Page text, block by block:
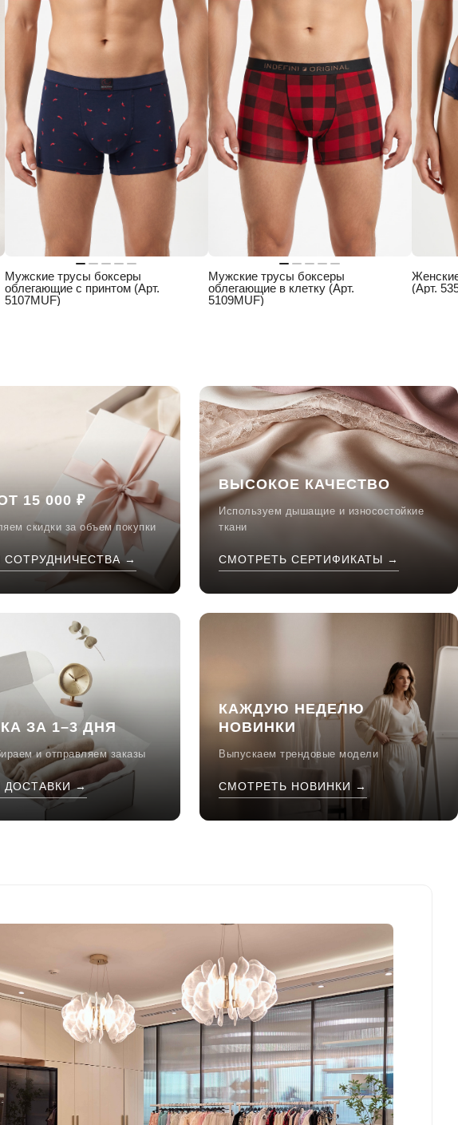
Мужские трусы боксеры
облегающие с принтом (Арт.
5107MUF)
Мужские трусы боксеры
облегающие в клетку (Арт.
5109MUF)
(Арт.
15 000 ₽
скидки за объем покупки
СОТРУДНИЧЕСТВА →
ВЫСОКОЕ КАЧЕСТВО
Используем дышащие и износостойкие
ткани
СМОТРЕТЬ СЕРТИФИКАТЫ →
ЗА 1–3 ДНЯ
и отправляем заказы
ДОСТАВКИ →
КАЖДУЮ НЕДЕЛЮ
НОВИНКИ
Выпускаем трендовые модели
СМОТРЕТЬ НОВИНКИ →